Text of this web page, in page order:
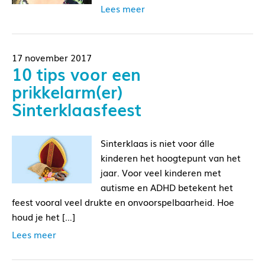
Lees meer
17 november 2017
10 tips voor een
prikkelarm(er)
Sinterklaasfeest
Sinterklaas is niet voor álle
kinderen het hoogtepunt van het
jaar. Voor veel kinderen met
autisme en ADHD betekent het
feest vooral veel drukte en onvoorspelbaarheid. Hoe
houd je het […]
Lees meer